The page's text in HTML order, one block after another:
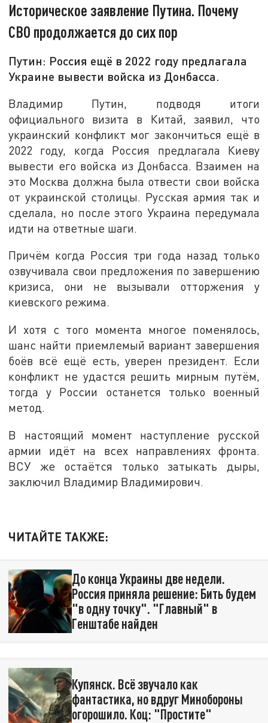
Историческое заявление Путина. Почему
СВО продолжается до сих пор
Путин: Россия ещё в 2022 году предлагала
Украине вывести войска из Донбасса.
Владимир Путин, подводя итоги
официального визита в Китай, заявил, что
украинский конфликт мог закончиться ещё в
2022 году, когда Россия предлагала Киеву
вывести его войска из Донбасса. Взаимен на
это Москва должна была отвести свои войска
от украинской столицы. Русская армия так и
сделала, но после этого Украина передумала
идти на ответные шаги.
Причём когда Россия три года назад только
озвучивала свои предложения по завершению
кризиса, они не вызывали отторжения у
киевского режима.
И хотя с того момента многое поменялось,
шанс найти приемлемый вариант завершения
боёв всё ещё есть, уверен президент. Если
конфликт не удастся решить мирным путём,
тогда у России останется только военный
метод.
В настоящий момент наступление русской
армии идёт на всех направлениях фронта.
ВСУ же остаётся только затыкать дыры,
заключил Владимир Владимирович.
ЧИТАЙТЕ ТАКЖЕ:
До конца Украины две недели.
Россия приняла решение: Бить будем
"в одну точку". "Главный" в
Генштабе найден
Купянск. Всё звучало как
фантастика, но вдруг Минобороны
огорошило. Коц: "Простите"